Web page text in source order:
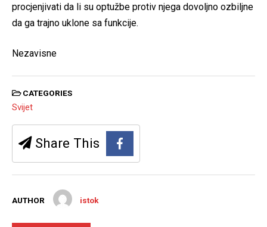
procjenjivati da li su optužbe protiv njega dovoljno ozbiljne
da ga trajno uklone sa funkcije.
Nezavisne
CATEGORIES
Svijet
Share This
AUTHOR istok